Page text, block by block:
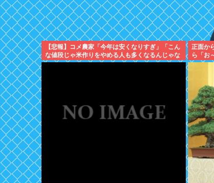
【悲報】コメ農家「今年は安くなりすぎ」「こん
な値段じゃ米作りをやめる人も多くなるんじゃな
いかな?」
正面か
ら「お